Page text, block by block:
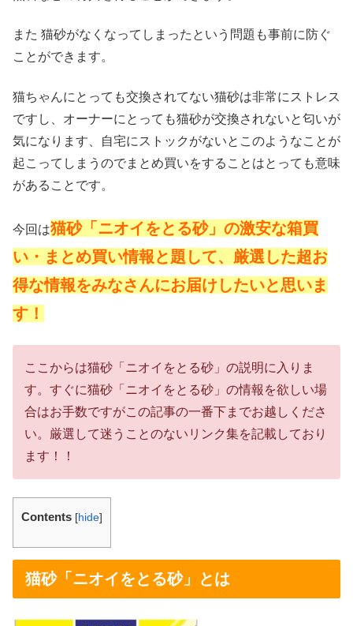
また 猫砂がなくなってしまったという問題も事前に防ぐ
ことができます。
猫ちゃんにとっても交換されてない猫砂は非常にストレス
ですし、オーナーにとっても猫砂が交換されないと匂いが
気になります、自宅にストックがないとこのようなことが
起こってしまうのでまとめ買いをすることはとっても意味
があることです。
今回は猫砂「ニオイをとる砂」の激安な箱買
い・まとめ買い情報と題して、厳選した超お
得な情報をみなさんにお届けしたいと思いま
す！
ここからは猫砂「ニオイをとる砂」の説明に入りま
す。すぐに猫砂「ニオイをとる砂」の情報を欲しい場
合はお手数ですがこの記事の一番下までお越しくださ
い。厳選して迷うことのないリンク集を記載しており
ます！！
Contents [hide]
猫砂「ニオイをとる砂」とは